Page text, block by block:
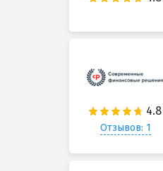
Отзывов: 1